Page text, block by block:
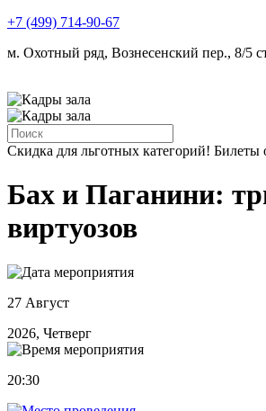
+7 (499) 714-90-67
м. Охотный ряд, Вознесенский пер., 8/5
Скидка для льготных категорий! Билеты
Бах и Паганини:
виртуозов
27 Август
2026, Четверг
20:30